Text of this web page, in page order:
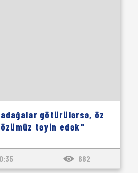
götürülərsə, öz
özümüz təyin edək"
682